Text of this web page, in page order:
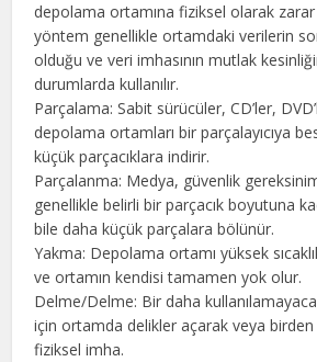
depolama ortamına fiziksel olarak
yöntem genellikle ortamdaki verilerin
olduğu ve veri imhasının mutlak
durumlarda kullanılır.
Parçalama: Sabit sürücüler, CD’ler,
depolama ortamları bir parçalayıcıya
küçük parçacıklara indirir.
Parçalanma: Medya, güvenlik
genellikle belirli bir parçacık boyutuna
bile daha küçük parçalara bölünür.
Yakma: Depolama ortamı yüksek
ve ortamın kendisi tamamen yok olur.
Delme/Delme: Bir daha
için ortamda delikler açarak veya
fiziksel imha.